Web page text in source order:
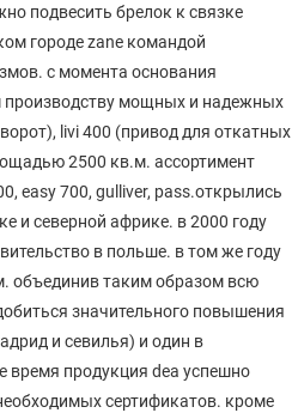
подвесить брелок к связке
городе zane командой
с момента основания
производству мощных и надежных
livi 400 (привод для откатных
2500 кв.м. ассортимент
easy 700, gulliver, pass.открылись
и северной африке. в 2000 году
в польше. в том же году
объединив таким образом всю
значительного повышения
и севилья) и один в
время продукция dea успешно
сертификатов. кроме